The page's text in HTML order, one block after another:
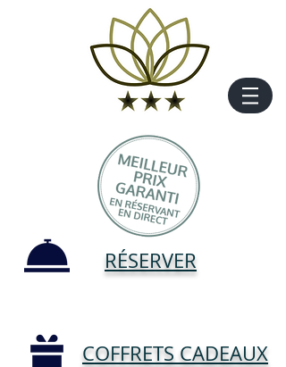
RÉSERVER
COFFRETS CADEAUX